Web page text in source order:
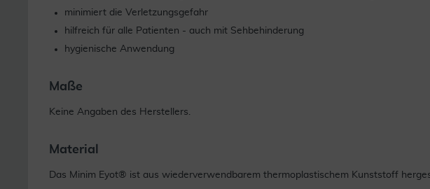
minimiert die Verletzungsgefahr
hilfreich für alle Patienten - auch mit Sehbehinderung
hygienische Anwendung
Maße
Keine Angaben des Herstellers.
Material
Das Minim Eyot® ist aus wiederverwendbarem thermoplastischem Kunststoff